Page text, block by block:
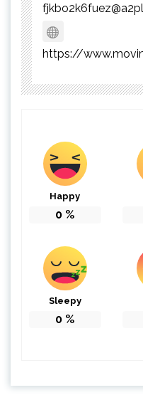
https://
Happy
0 %
Sleepy
0 %